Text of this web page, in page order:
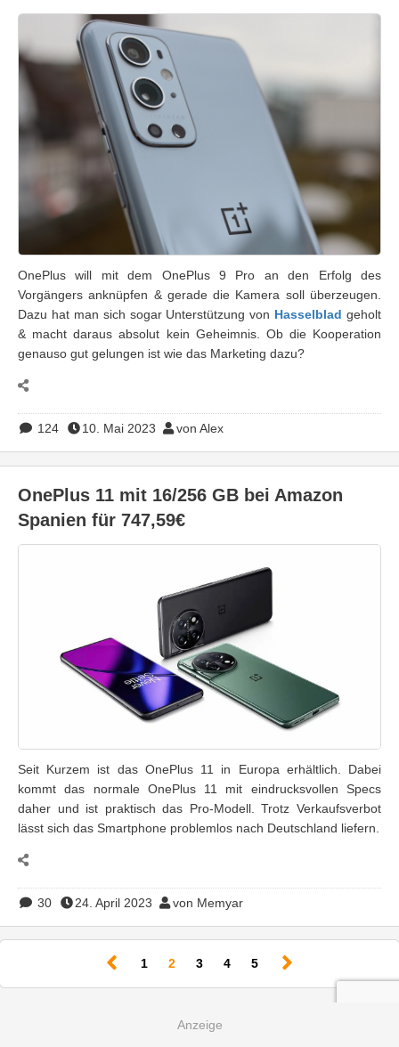
OnePlus will mit dem OnePlus 9 Pro an den Erfolg des
Vorgängers anknüpfen & gerade die Kamera soll überzeugen.
Dazu hat man sich sogar Unterstützung von Hasselblad geholt
& macht daraus absolut kein Geheimnis. Ob die Kooperation
genauso gut gelungen ist wie das Marketing dazu?
124 10. Mai 2023 von Alex
OnePlus 11 mit 16/256 GB bei Amazon
Spanien für 747,59€
Seit Kurzem ist das OnePlus 11 in Europa erhältlich. Dabei
kommt das normale OnePlus 11 mit eindrucksvollen Specs
daher und ist praktisch das Pro-Modell. Trotz Verkaufsverbot
lässt sich das Smartphone problemlos nach Deutschland liefern.
30 24. April 2023 von Memyar
1 2 (current)
3 4 5
Neu auf YouTube: Warum kauft JEDER die Midea PortaSplit?